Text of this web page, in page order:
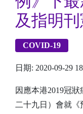
及指明
COVID-19
日期: 2020-09-29
因應本港2019冠
二十九日）會就《